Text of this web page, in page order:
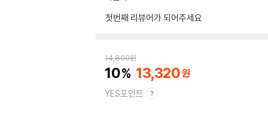
첫번째 리뷰어가 되어주세요
14,800원
10 13,320
YES포인트